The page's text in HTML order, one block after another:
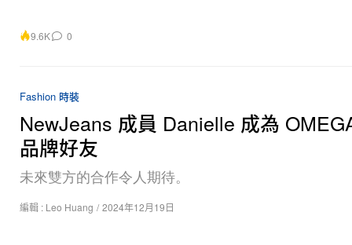
9.6K 0
Fashion 時裝
NewJeans 成員 Danielle 成為
品牌好友
未來雙方的合作令人期待。
編輯 : Leo Huang / 2024年12月19日